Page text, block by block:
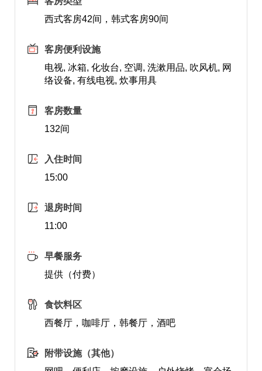
西式客房42间，韩式客房90间
客房便利设施
电视, 冰箱, 化妆台, 空调, 洗漱用品, 吹风机, 网
络设备, 有线电视, 炊事用具
客房数量
132间
入住时间
15:00
退房时间
11:00
早餐服务
提供（付费）
食饮料区
西餐厅，咖啡厅，韩餐厅，酒吧
附带设施（其他）